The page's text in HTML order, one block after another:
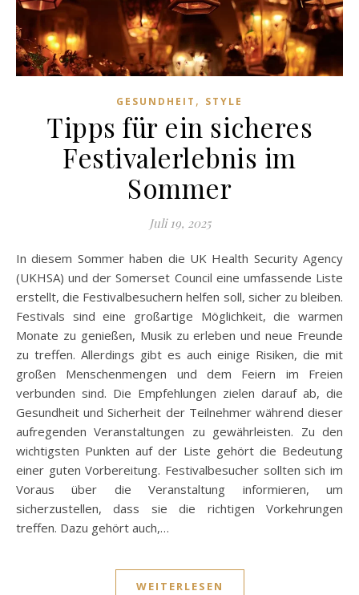
GESUNDHEIT , STYLE
Tipps für ein sicheres
Festivalerlebnis im
Sommer
Juli 19, 2025
In diesem Sommer haben die UK Health Security Agency
(UKHSA) und der Somerset Council eine umfassende Liste
erstellt, die Festivalbesuchern helfen soll, sicher zu bleiben.
Festivals sind eine großartige Möglichkeit, die warmen
Monate zu genießen, Musik zu erleben und neue Freunde
zu treffen. Allerdings gibt es auch einige Risiken, die mit
großen Menschenmengen und dem Feiern im Freien
verbunden sind. Die Empfehlungen zielen darauf ab, die
Gesundheit und Sicherheit der Teilnehmer während dieser
aufregenden Veranstaltungen zu gewährleisten. Zu den
wichtigsten Punkten auf der Liste gehört die Bedeutung
einer guten Vorbereitung. Festivalbesucher sollten sich im
Voraus über die Veranstaltung informieren, um
sicherzustellen, dass sie die richtigen Vorkehrungen
treffen. Dazu gehört auch,…
WEITERLESEN